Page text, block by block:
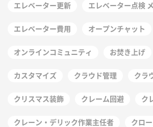
エレベーター更新 エレベーター点検
エレベーター費用 オープンチャット
オンラインコミュニティ お焚き上げ
カスタマイズ クラウド管理 クラ
クリスマス装飾 クレーム回避 ク
クレーン・デリック作業主任者 クロ